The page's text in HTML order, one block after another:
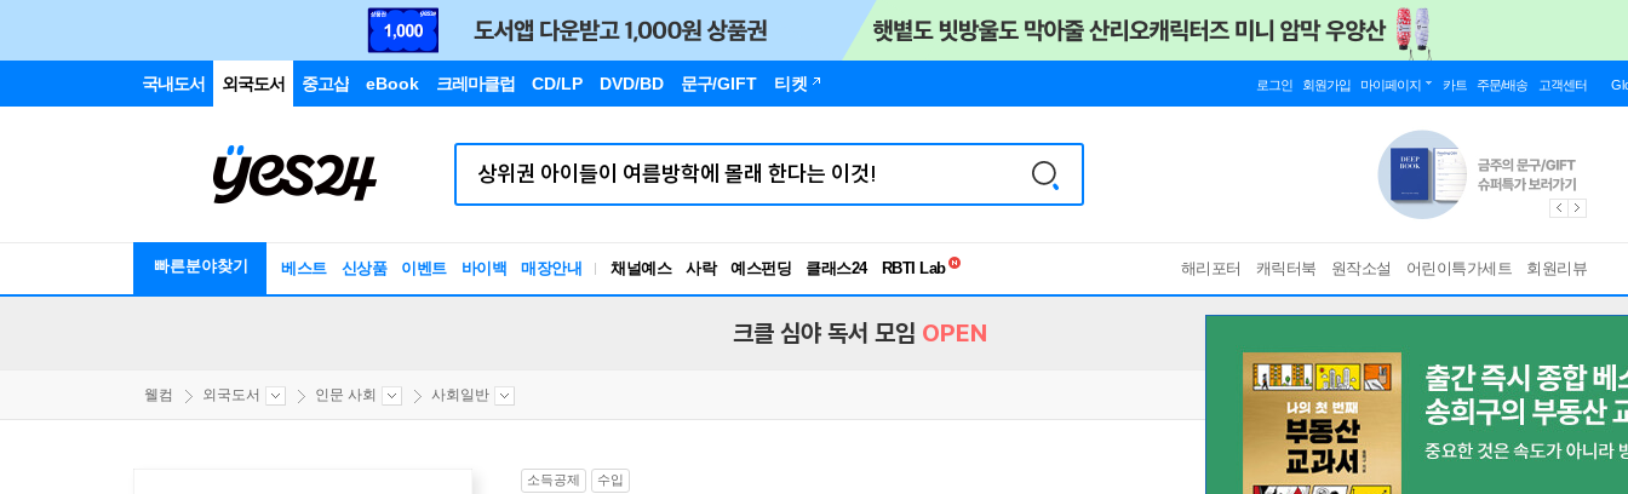
국내도서 외국도서 중고샵 eBook 크레마클럽 CD/LP DVD/BD 문구/GIFT 티켓 로그인 회원가입 마이페이지 카트 주문/배송 고객센터
빠른분야찾기 베스트 신상품 이벤트 바이백 매장안내 채널예스 사락 예스펀딩 클래스24
RBTI Lab
독서유형검사
해리포터 캐릭터북 원작소설 어린이특가세트 회원리뷰
크클 심야 독서 모임 OPEN
웰컴 외국도서 인문 사회 사회일반
소득공제 수입